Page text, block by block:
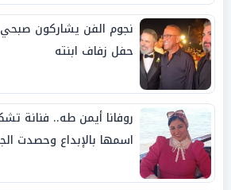
نجوم الفن يشاركون
حفل زفاف ابنته
روفانا أيمن طه.. فنانة
اسمها بالإبداع وحصدت